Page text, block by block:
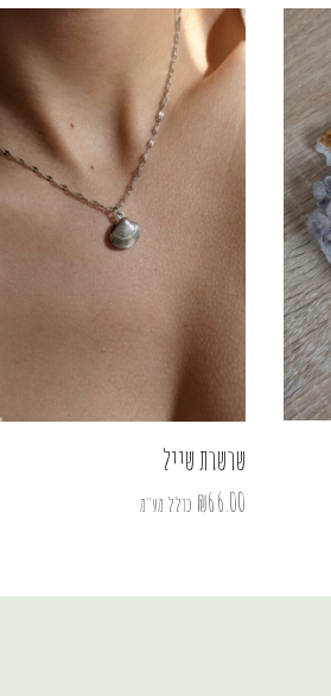
שרשרת שייל
₪66.00 כולל מע"מ